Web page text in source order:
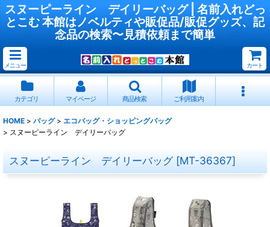
スヌーピーライン デイリーバッグ | 名前入れどっ
とこむ 本館はノベルティや販促品/販促グッズ、記
念品の検索〜見積依頼まで簡単
メニュー カート
カテゴリ マイページ 商品検索 ご利用案内
HOME > バッグ > エコバッグ・ショッピングバッグ
> スヌーピーライン デイリーバッグ
スヌーピーライン デイリーバッグ [MT-36367]